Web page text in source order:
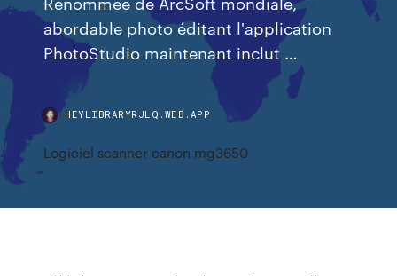
abordable photo éditant l'application
PhotoStudio maintenant inclut …
HEYLIBRARYRJLQ.WEB.APP
Logiciel scanner canon mg3650